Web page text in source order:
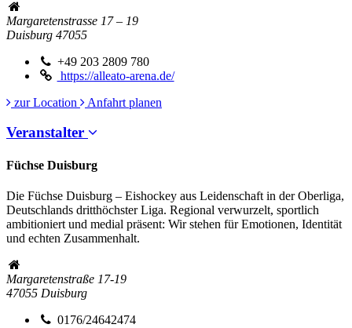
Margaretenstrasse 17 – 19
Duisburg 47055
+49 203 2809 780
https://alleato-arena.de/
zur Location
Anfahrt planen
Veranstalter
Füchse Duisburg
Die Füchse Duisburg – Eishockey aus Leidenschaft in der Oberliga,
Deutschlands dritthöchster Liga. Regional verwurzelt, sportlich
ambitioniert und medial präsent: Wir stehen für Emotionen, Identität
und echten Zusammenhalt.
Margaretenstraße 17-19
47055 Duisburg
0176/24642474